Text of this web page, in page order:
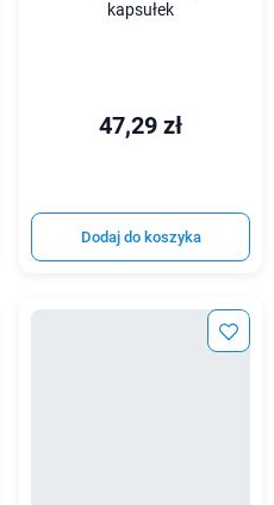
kapsułek
47,29 zł
Dodaj do koszyka